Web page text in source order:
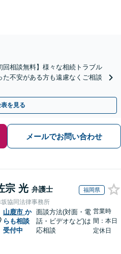
回相談無料】様々な相続トラブル
不安がある方も遠慮なくご相談
を見る
メールでお問い合わせ
宗 光 弁護士 福岡県
協同法律事務所
山鹿市 か
らも相談
受付中
面談方法(対面・電
話・ビデオなど)は
応相談
営業時
間：本日
定休日